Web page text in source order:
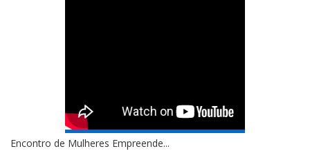
Encontro de Mulheres Empreende...